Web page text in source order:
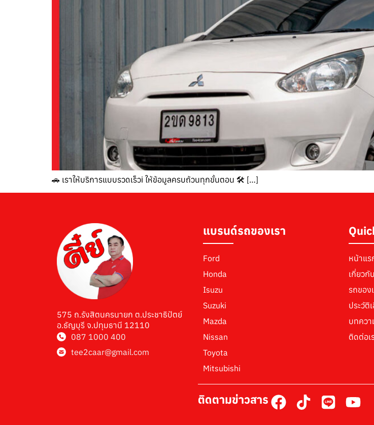
🚗 เราให้บริการแบบรวดเร็วℹ️ ให้ข้อมูลครบถ้วนทุกขั้นตอน 🛠 […]
575 ถ.รังสิตนครนายก ต.ประชาธิปัตย์
อ.ธัญบุรี จ.ปทุมธานี 12110
087 1000 400
tee2caar@gmail.com
แบรนด์รถของเรา
Ford
Honda
Isuzu
Suzuki
Mazda
Nissan
Toyota
Mitsubishi
หน้าแร
เกี่ยวกั
รถของ
ประวัติ
บทควา
ติดต่อเ
ติดตามข่าวสาร